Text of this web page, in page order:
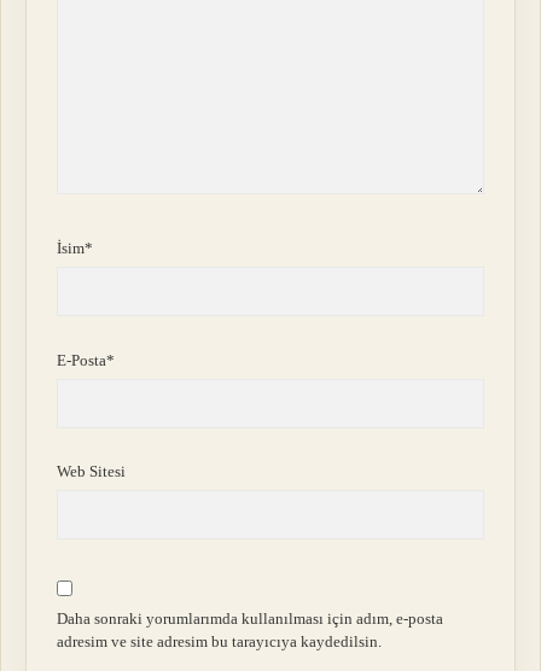
İsim*
E-Posta*
Web Sitesi
Daha sonraki yorumlarımda kullanılması için adım, e-posta
adresim ve site adresim bu tarayıcıya kaydedilsin.